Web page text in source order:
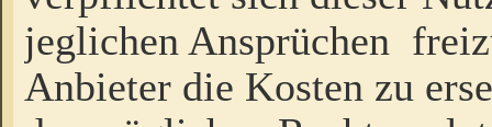
jeglichen Ansprüchen
Anbieter die Kosten zu